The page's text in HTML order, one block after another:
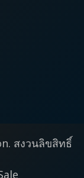
สงวนลิขสิทธิ์